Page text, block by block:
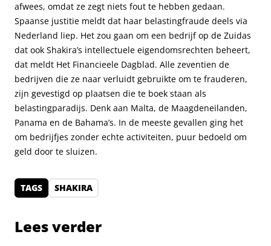
afwees, omdat ze zegt niets fout te hebben gedaan.
Spaanse justitie meldt dat haar belastingfraude deels via
Nederland liep. Het zou gaan om een bedrijf op de Zuidas
dat ook Shakira’s intellectuele eigendomsrechten beheert,
dat meldt Het Financieele Dagblad. Alle zeventien de
bedrijven die ze naar verluidt gebruikte om te frauderen,
zijn gevestigd op plaatsen die te boek staan als
belastingparadijs. Denk aan Malta, de Maagdeneilanden,
Panama en de Bahama’s. In de meeste gevallen ging het
om bedrijfjes zonder echte activiteiten, puur bedoeld om
geld door te sluizen.
TAGS SHAKIRA
Lees verder